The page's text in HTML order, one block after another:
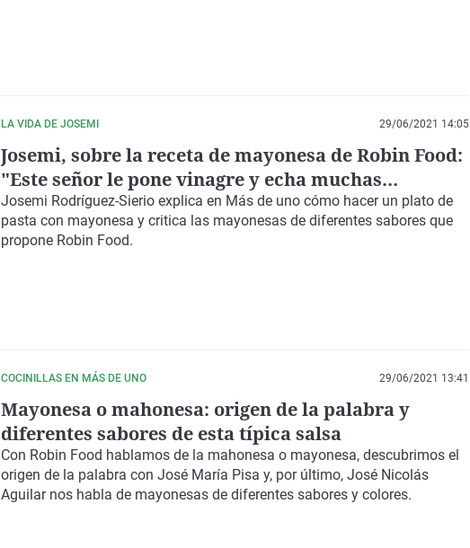
LA VIDA DE JOSEMI 29/06/2021 14:05
Josemi, sobre la receta de mayonesa de Robin Food:
"Este señor le pone vinagre y echa muchas
marranadas"
Josemi Rodríguez-Sierio explica en Más de uno cómo hacer un plato de
pasta con mayonesa y critica las mayonesas de diferentes sabores que
propone Robin Food.
COCINILLAS EN MÁS DE UNO 29/06/2021 13:41
Mayonesa o mahonesa: origen de la palabra y
diferentes sabores de esta típica salsa
Con Robin Food hablamos de la mahonesa o mayonesa, descubrimos el
origen de la palabra con José María Pisa y, por último, José Nicolás
Aguilar nos habla de mayonesas de diferentes sabores y colores.